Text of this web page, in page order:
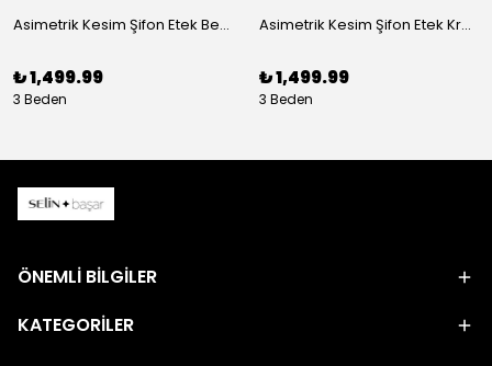
Asimetrik Kesim Şifon Etek Beyaz
₺ 1,499.99
3 Beden
Asimetrik Kesim Şifon Etek Krem
₺ 1,499.99
3 Beden
ÖNEMLİ BİLGİLER
KATEGORİLER